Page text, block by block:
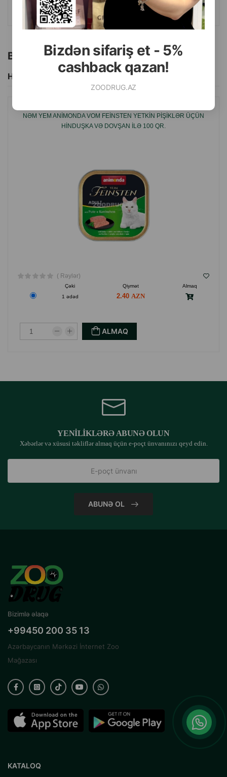
Bizdən sifariş et - 5%
cashback qazan!
ZOODRUG.AZ
ağciyər), kalsium karbonat.
ALMAQ
Bu brendin başqa məhsulları
Hamısını Gör
NƏM YEM ANIMONDA VOM FEINSTEN YETKIN PIŞIKLƏR ÜÇÜN
HINDUŞKA VƏ DOVŞAN ILƏ 100 QR.
( Rəylər)
Çəki Qiymət
Almaq
1 ədəd
2.40
ALMAQ
YENILIKLƏRƏ ABUNƏ OLUN
Xəbərlər və xüsusi təkliflər almaq üçün e-poçt ünvanınızı qeyd edin.
ABUNƏ OL
Bizimlə əlaqə
+99450 200 35 13
Azərbaycanın Mərkəzi İnternet Zoo
Mağazası
KATALOQ